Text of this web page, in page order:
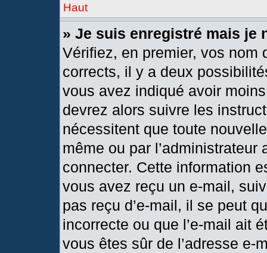
Haut
» Je suis enregistré mais je
Vérifiez, en premier, vos nom
corrects, il y a deux
vous avez indiqué avoir
devrez alors suivre les
nécessitent que toute
même ou par
connecter. Cette information
vous avez reçu un e-mail,
pas reçu d’e-mail, il se peut
incorrecte ou que l’e-mail ait
vous êtes sûr de l’adresse e-